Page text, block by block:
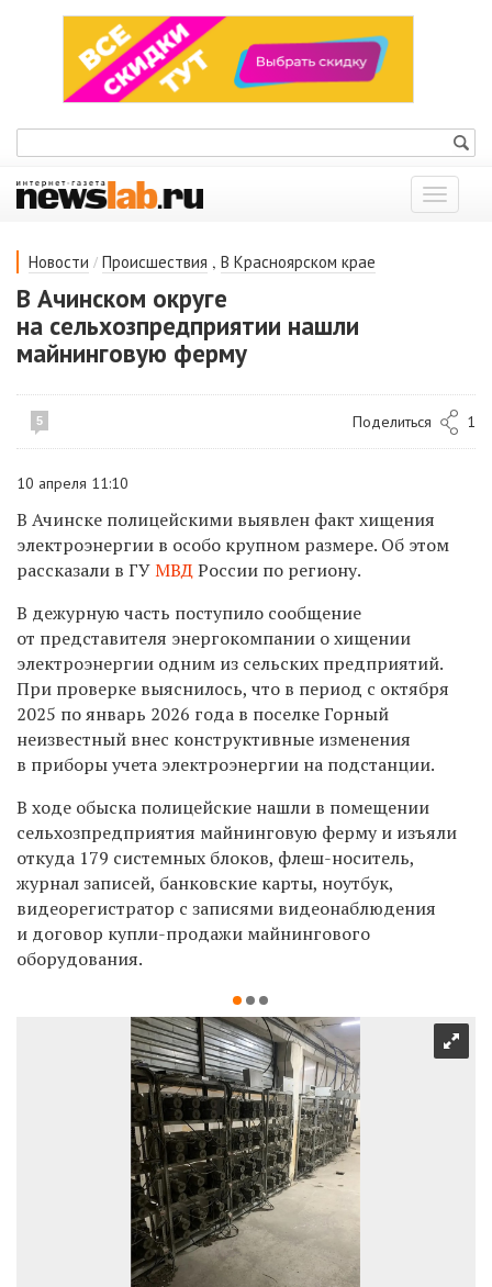
Показать
меню
Новости / Происшествия , В Красноярском крае
В Ачинском округе
на сельхозпредприятии нашли
майнинговую ферму
5 Поделиться 1
10 апреля 11:10
В Ачинске полицейскими выявлен факт хищения
электроэнергии в особо крупном размере. Об этом
рассказали в ГУМВДРоссии по региону.
В дежурную часть поступило сообщение
от представителя энергокомпании о хищении
электроэнергии одним из сельских предприятий.
При проверке выяснилось, что в период с октября
2025 по январь 2026 года в поселке Горный
неизвестный внес конструктивные изменения
в приборы учета электроэнергии на подстанции.
В ходе обыска полицейские нашли в помещении
сельхозпредприятия майнинговую ферму и изъяли
откуда 179 системных блоков, флеш-носитель,
журнал записей, банковские карты, ноутбук,
видеорегистратор с записями видеонаблюдения
и договор купли-продажи майнингового
оборудования.